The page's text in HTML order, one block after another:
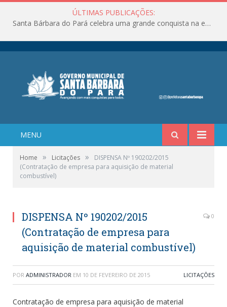
ÚLTIMAS PUBLICAÇÕES:
Santa Bárbara do Pará celebra uma grande conquista na educação!
MENU
Home » Licitações »
DISPENSA Nº 190202/2015
(Contratação de empresa para aquisição de material
combustível)
DISPENSA Nº 190202/2015
(Contratação de empresa para
aquisição de material combustível)
0
POR ADMINISTRADOR EM 10 DE FEVEREIRO DE 2015 LICITAÇÕES
Contratação de empresa para aquisição de material